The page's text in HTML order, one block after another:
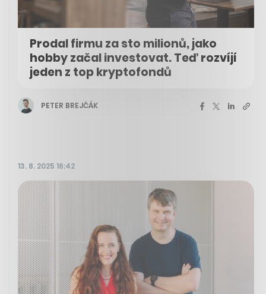
Prodal firmu za sto milionů, jako
hobby začal investovat. Teď rozvíjí
jeden z top kryptofondů
PETER BREJČÁK
13. 8. 2025 16:42